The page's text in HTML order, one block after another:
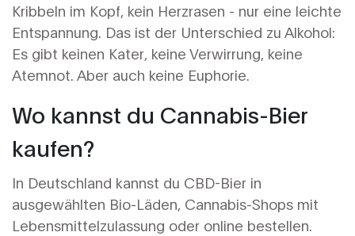
Kribbeln im Kopf, kein Herzrasen - nur eine leichte
Entspannung. Das ist der Unterschied zu Alkohol:
Es gibt keinen Kater, keine Verwirrung, keine
Atemnot. Aber auch keine Euphorie.
Wo kannst du Cannabis-Bier
kaufen?
In Deutschland kannst du CBD-Bier in
ausgewählten Bio-Läden, Cannabis-Shops mit
Lebensmittelzulassung oder online bestellen.